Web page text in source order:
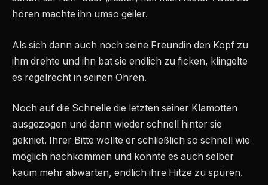
hören machte ihn umso geiler.
Als sich dann auch noch seine Freundin den Kopf zu
ihm drehte und ihn bat sie endlich zu ficken, klingelte
es regelrecht in seinen Ohren.
Noch auf die Schnelle die letzten seiner Klamotten
ausgezogen und dann wieder schnell hinter sie
gekniet. Ihrer Bitte wollte er schließlich so schnell wie
möglich nachkommen und konnte es auch selber
kaum mehr abwarten, endlich ihre Hitze zu spüren.